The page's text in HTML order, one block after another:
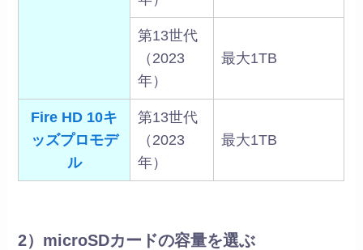
第13世代
（2023
年）
最大1TB
Fire HD 10キ
ッズプロモデ
ル
第13世代
（2023
年）
最大1TB
2）microSDカードの容量を選ぶ